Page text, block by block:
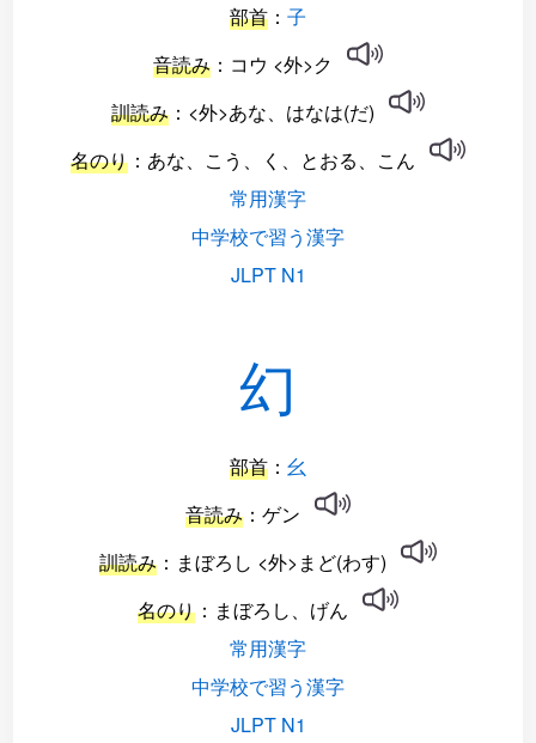
部首 ： 子
音読み ：コウ <外>ク
訓読み ：<外>あな、はなは(だ)
名のり ：あな、こう、く、とおる、こん
常用漢字
中学校で習う漢字
JLPT N1
幻
部首 ： 幺
音読み ：ゲン
訓読み ：まぼろし <外>まど(わす)
名のり ：まぼろし、げん
常用漢字
中学校で習う漢字
JLPT N1